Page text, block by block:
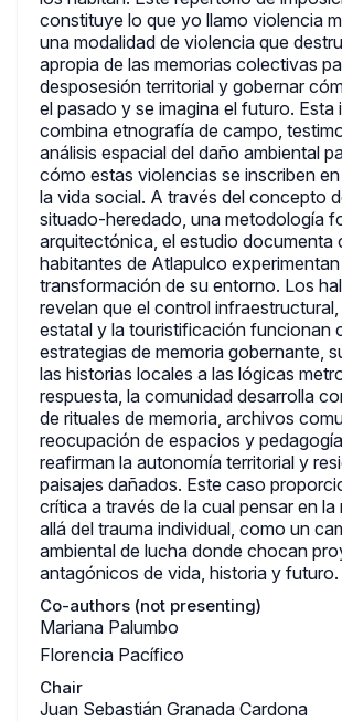
constituye lo que yo llamo violencia
una modalidad de violencia que
apropia de las memorias colectivas
desposesión territorial y gobernar
el pasado y se imagina el futuro. Esta
combina etnografía de campo,
análisis espacial del daño ambiental
cómo estas violencias se inscriben
la vida social. A través del concepto
situado-heredado, una metodología
arquitectónica, el estudio documenta
habitantes de Atlapulco
transformación de su entorno. Los
revelan que el control
estatal y la touristificación funcionan
estrategias de memoria gobernante,
las historias locales a las lógicas
respuesta, la comunidad desarrolla
de rituales de memoria, archivos
reocupación de espacios y
reafirman la autonomía territorial y
paisajes dañados. Este caso
crítica a través de la cual pensar en la
allá del trauma individual, como un
ambiental de lucha donde chocan
antagónicos de vida, historia y futuro.
Co-authors (not presenting)
Mariana Palumbo
Florencia Pacífico
Chair
Juan Sebastián Granada Cardona